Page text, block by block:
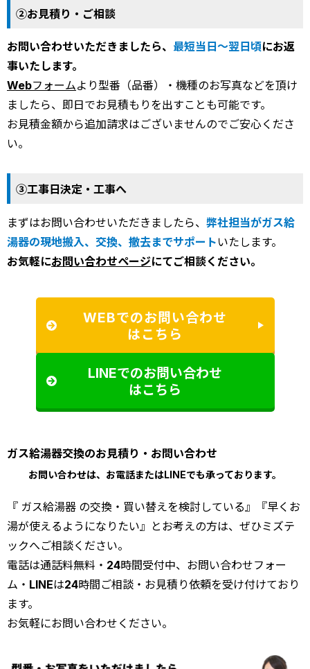
②お見積り・ご相談
お問い合わせいただきましたら、 最短当日～翌日頃にお返
事いたします。
Webフォームより型番（品番）・機種のお写真などを頂け
ましたら、即日でお見積もりを出すことも可能です。
お見積金額から追加請求はございませんのでご安心くださ
い。
③工事日決定・工事へ
まずはお問い合わせいただきましたら、 弊社担当がガス給
湯器の現地搬入、交換、撤去までサポート いたします。
お気軽にお問い合わせページにてご相談ください。
WEBでのお問い合わせ
はこちら
LINEでのお問い合わせ
はこちら
ガス給湯器交換のお見積り・お問い合わせ
お問い合わせは、お電話またはLINEでも承っております。
『 ガス給湯器 の交換・買い替えを検討している』『早くお
湯が使えるようになりたい』とお考えの方は、ぜひミズテ
ックへご相談ください。
電話は通話料無料・24時間受付中、お問い合わせフォー
ム・LINEは24時間ご相談・お見積り依頼を受け付けており
ます。
お気軽にお問い合わせください。